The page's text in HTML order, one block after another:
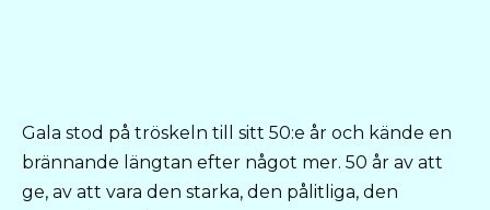
Gala stod på tröskeln till sitt 50:e år och kände en
brännande längtan efter något mer. 50 år av att
ge, av att vara den starka, den pålitliga, den